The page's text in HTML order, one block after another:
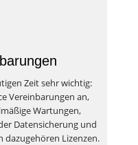
Zeit sehr wichtig:
Vereinbarungen an,
Wartungen,
Datensicherung und
dazugehören Lizenzen.